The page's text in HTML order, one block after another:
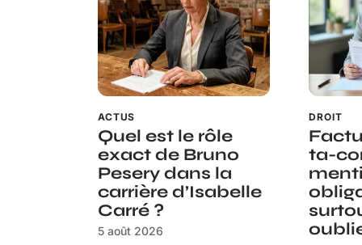
ACTUS
Quel est le rôle
exact de Bruno
Pesery dans la
carrière d’Isabelle
Carré ?
5 août 2026
DROIT
ta-